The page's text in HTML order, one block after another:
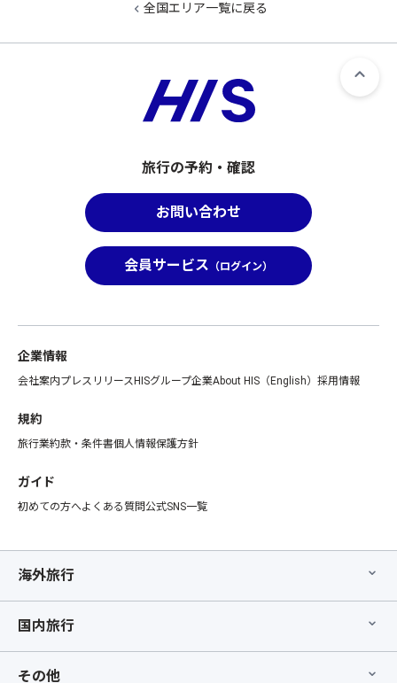
全国エリア一覧に戻る
旅行の予約・確認
お問い合わせ
会員サービス （ログイン）
企業情報
会社案内プレスリリース HISグループ企業About HIS（English） 採用情報
規約
旅行業約款・条件書個人情報保護方針
ガイド
初めての方へよくある質問公式SNS一覧
海外旅行
国内旅行
その他